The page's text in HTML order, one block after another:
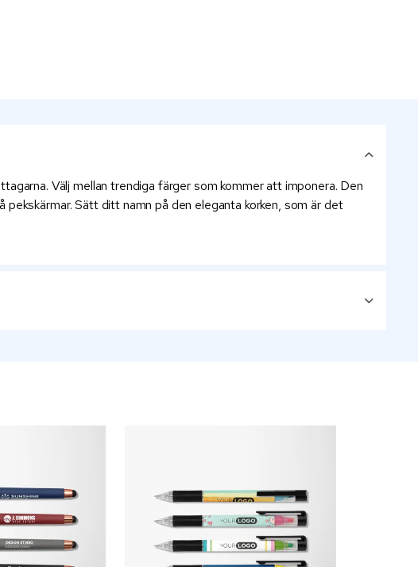
Välj mellan trendiga färger som kommer att imponera. Den
Sätt ditt namn på den eleganta korken, som är det